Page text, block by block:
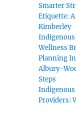
Smarter
Etiquette:
Kimberley
Wellness
Planning
Albury-
Steps
Indigenous
Providers: